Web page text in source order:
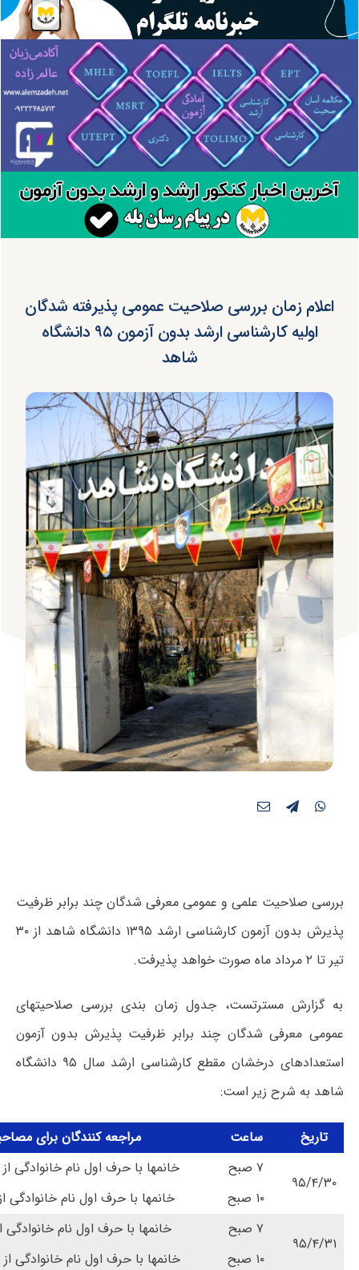
اعلام زمان بررسی صلاحیت عمومی پذیرفته شدگان
اولیه کارشناسی ارشد بدون آزمون ۹۵ دانشگاه
شاهد
بررسی صلاحیت علمی و عمومی معرفی شدگان چند برابر ظرفیت
پذیرش بدون آزمون کارشناسی ارشد ۱۳۹۵ دانشگاه شاهد از ۳۰
تیر تا ۲ مرداد ماه صورت خواهد پذیرفت.
به گزارش مسترتست، جدول زمان بندی بررسی صلاحیتهای
عمومی معرفی شدگان چند برابر ظرفیت پذیرش بدون آزمون
استعدادهای درخشان مقطع کارشناسی ارشد سال ۹۵ دانشگاه
شاهد به شرح زیر است:
تاریخ ساعت مراجعه کنندگان برای
۹۵/۴/۳۰
۷ صبح
خانمها با حرف اول نام خانوادگی
۱۰ صبح
خانمها با حرف اول نام خانوادگی
۹۵/۴/۳۱
۷ صبح
خانمها با حرف اول نام خانوادگی
۱۰ صبح
خانمها با حرف اول نام خانوادگی